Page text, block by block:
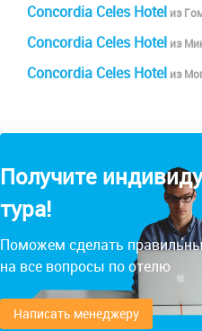
Concordia Celes Hotel из
Concordia Celes Hotel из
Concordia Celes Hotel из
Получите
тура!
Поможем сделать
на все вопросы по отелю
Написать менеджеру